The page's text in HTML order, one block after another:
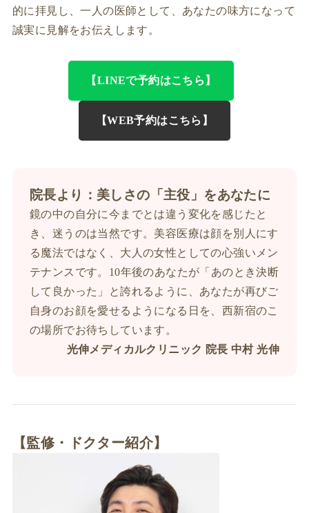
的に拝見し、一人の医師として、あなたの味方になって
誠実に見解をお伝えします。
【LINEで予約はこちら】
【WEB予約はこちら】
院長より：美しさの「主役」をあなたに
鏡の中の自分に今までとは違う変化を感じたと
き、迷うのは当然です。美容医療は顔を別人にす
る魔法ではなく、大人の女性としての心強いメン
テナンスです。10年後のあなたが「あのとき決断
して良かった」と誇れるように、あなたが再びご
自身のお顔を愛せるようになる日を、西新宿のこ
の場所でお待ちしています。
光伸メディカルクリニック 院長 中村 光伸
【監修・ドクター紹介】